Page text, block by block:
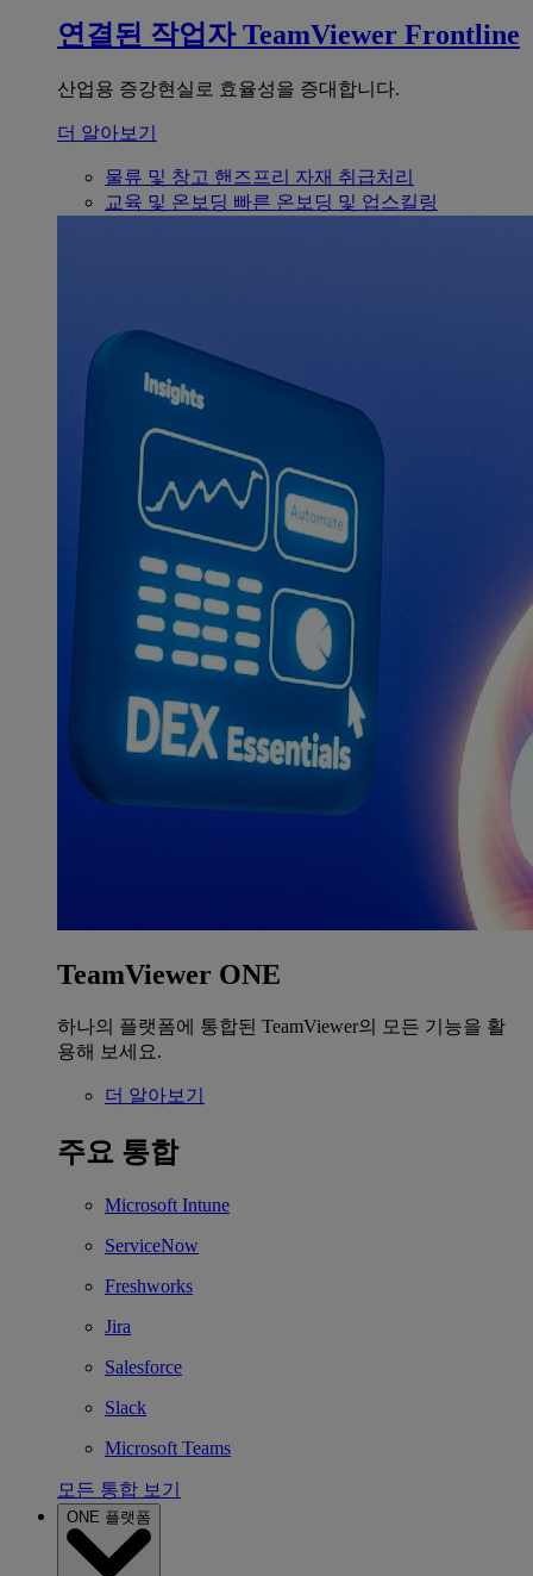
연결된 작업자 TeamViewer Frontline
산업용 증강현실로 효율성을 증대합니다.
더 알아보기
물류 및 창고 핸즈프리 자재 취급처리
교육 및 온보딩 빠른 온보딩 및 업스킬링
TeamViewer ONE
하나의 플랫폼에 통합된 TeamViewer의 모든 기능을 활
용해 보세요.
더 알아보기
주요 통합
Microsoft Intune
ServiceNow
Freshworks
Jira
Salesforce
Slack
Microsoft Teams
모든 통합 보기
ONE 플랫폼